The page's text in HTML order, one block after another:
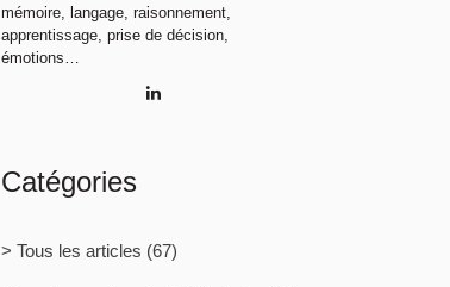
mémoire, langage, raisonnement,
apprentissage, prise de décision,
émotions…
Catégories
> Tous les articles (67)